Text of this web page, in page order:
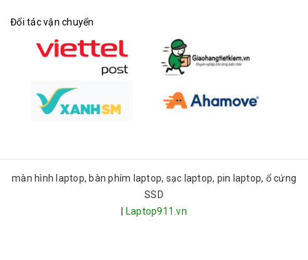
Đối tác vận chuyển
màn hình laptop, bàn phím laptop, sạc laptop, pin laptop, ổ cứng
SSD
Laptop911.vn